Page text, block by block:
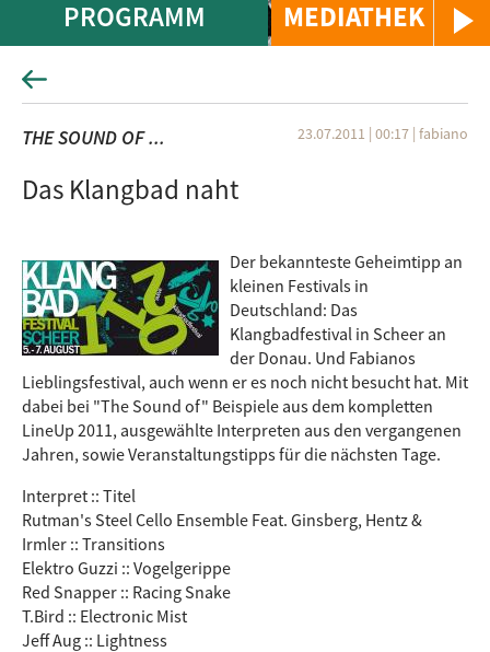
MEDIATHEK
PROGRAMM
THE SOUND OF ... 23.07.2011 | 00:17 | fabiano
Das Klangbad naht
Der bekannteste Geheimtipp an
kleinen Festivals in
Deutschland: Das
Klangbadfestival in Scheer an
der Donau. Und Fabianos
Lieblingsfestival, auch wenn er es noch nicht besucht hat. Mit
dabei bei "The Sound of" Beispiele aus dem kompletten
LineUp 2011, ausgewählte Interpreten aus den vergangenen
Jahren, sowie Veranstaltungstipps für die nächsten Tage.
Interpret :: Titel
Rutman's Steel Cello Ensemble Feat. Ginsberg, Hentz &
Irmler :: Transitions
Elektro Guzzi :: Vogelgerippe
Red Snapper :: Racing Snake
T.Bird :: Electronic Mist
Jeff Aug :: Lightness